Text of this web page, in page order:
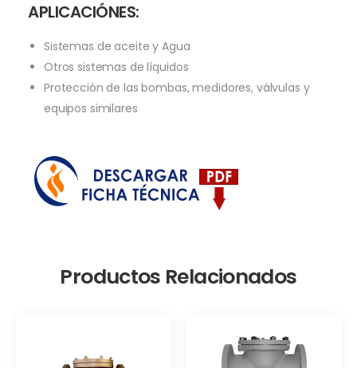
APLICACIÓNES:
Sistemas de aceite y Agua
Otros sistemas de líquidos
Protección de las bombas, medidores, válvulas y
equipos similares
Productos Relacionados